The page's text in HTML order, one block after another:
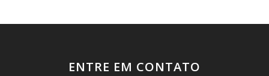
ENTRE EM CONTATO